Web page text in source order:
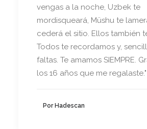
vengas a la noche, Uzbek te
mordisqueará, Müshu te
cederá el sitio. Ellos también
Todos te recordamos y,
faltas. Te amamos SIEMPRE.
los 16 años que me regalaste."
Por Hadescan